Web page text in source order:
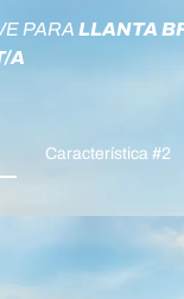
PARA LLANTA
A
Característica #2